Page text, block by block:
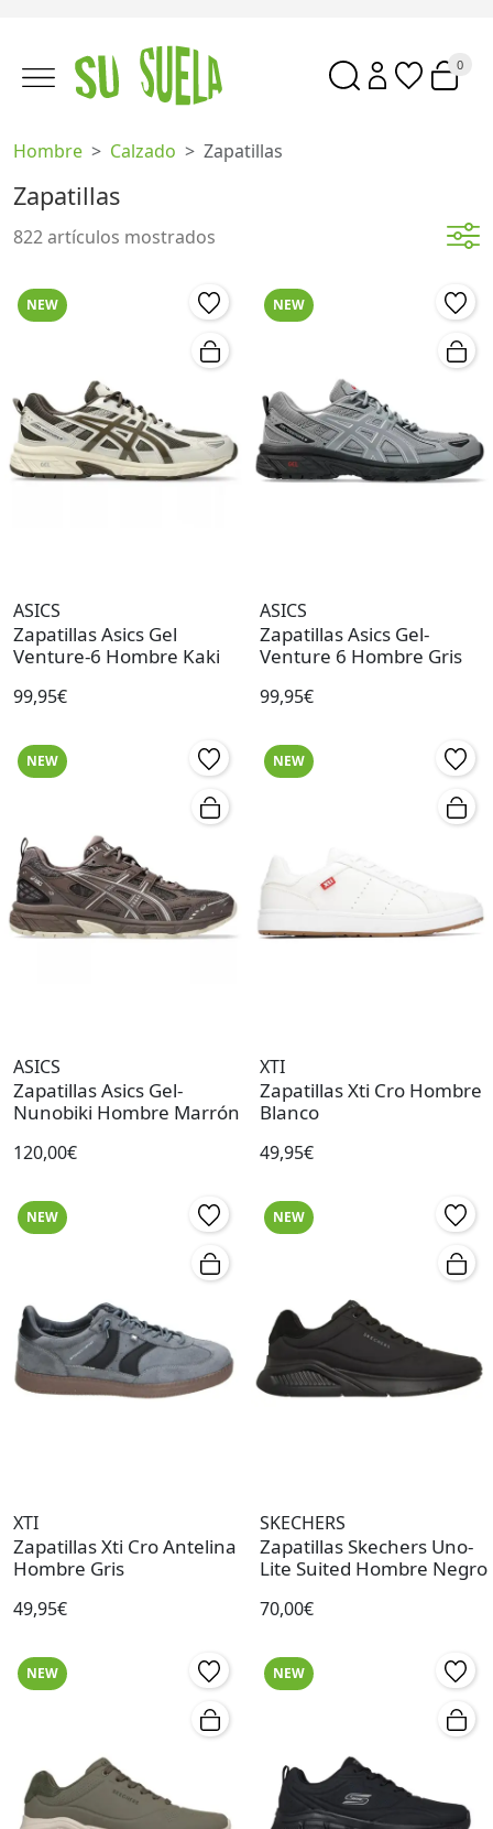
0
Hombre Calzado Zapatillas
Zapatillas
822 artículos mostrados
NEW
ASICS
Zapatillas Asics Gel
Venture-6 Hombre Kaki
99,95€
NEW
ASICS
Zapatillas Asics Gel-
Venture 6 Hombre Gris
99,95€
NEW
ASICS
Zapatillas Asics Gel-
Nunobiki Hombre Marrón
120,00€
NEW
XTI
Zapatillas Xti Cro Hombre
Blanco
49,95€
NEW
XTI
Zapatillas Xti Cro Antelina
Hombre Gris
49,95€
NEW
SKECHERS
Zapatillas Skechers Uno-
Lite Suited Hombre Negro
70,00€
NEW NEW